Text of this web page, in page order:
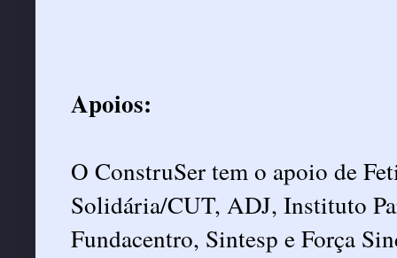
Apoios:
O ConstruSer tem o apoio de
Solidária/CUT, ADJ, Instituto
Fundacentro, Sintesp e Força